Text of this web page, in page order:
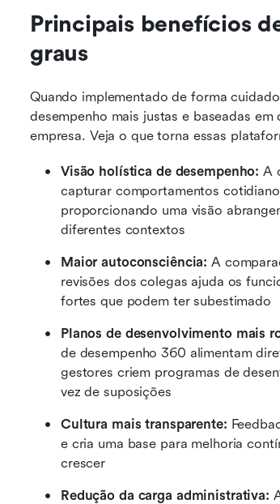
Principais benefícios
graus
Quando implementado de forma
desempenho mais justas e baseadas
empresa. Veja o que torna essas
Visão holística de desempenho: A
capturar comportamentos
proporcionando uma visão
diferentes contextos
Maior autoconsciência: A
revisões dos colegas ajuda os
fortes que podem ter subestimado
Planos de desenvolvimento mais
de desempenho 360 alimentam
gestores criem programas de
vez de suposições
Cultura mais transparente:
e cria uma base para melhoria
crescer
Redução da carga administrativa: